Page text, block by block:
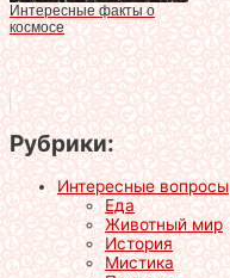
Интересные факты о
космосе
Рубрики:
Интересные вопросы
Еда
Животный мир
История
Мистика